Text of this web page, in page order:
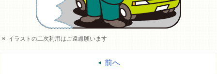
イラストの二次利用はご遠慮願います
前へ